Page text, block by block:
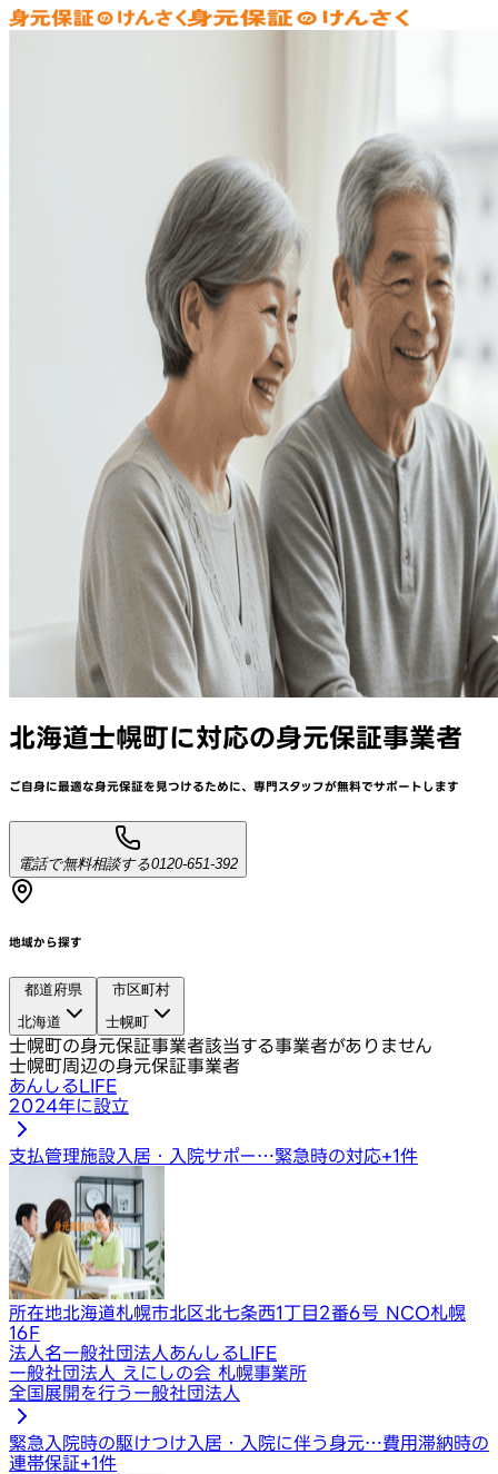
北海道士幌町に対応の身元保証事業者
ご自身に最適な身元保証を見つけるために、 専門スタッフが無料でサポートします
電話で無料相談する0120-651-392
地域から探す
都道府県
北海道
市区町村
士幌町
士幌町の身元保証事業者該当する事業者がありません
士幌町周辺の身元保証事業者
あんしるLIFE
2024年に設立
支払管理施設入居・入院サポー…緊急時の対応+1件
所在地北海道札幌市北区北七条西1丁目2番6号 NCO札幌
16F
法人名一般社団法人あんしるLIFE
一般社団法人 えにしの会 札幌事業所
全国展開を行う一般社団法人
緊急入院時の駆けつけ 入居・入院に伴う身元…費用滞納時の
連帯保証+1件